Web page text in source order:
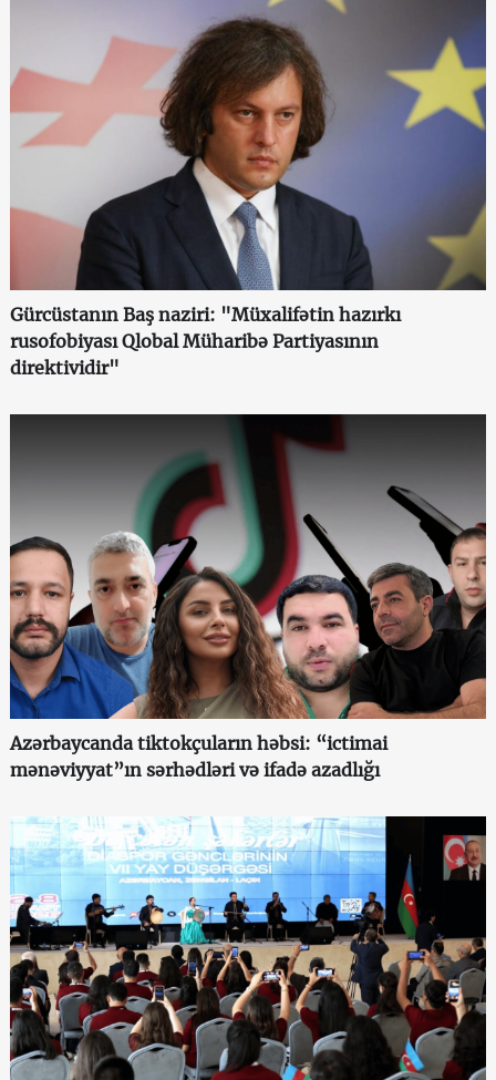
Gürcüstanın Baş naziri: "Müxalifətin hazırkı
rusofobiyası Qlobal Müharibə Partiyasının
direktividir"
Azərbaycanda tiktokçuların həbsi: “ictimai
mənəviyyat”ın sərhədləri və ifadə azadlığı